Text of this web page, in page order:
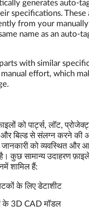
generates auto-
specifications. These
from your manually
name as an auto-
with similar
effort, which
को पार्ट्स, लॉट,
बिल्ड से संलग्न करने की
जानकारी को व्यवस्थित और
कुछ सामान्य उदाहरण
शामिल हैं:
के लिए डेटाशीट
के 3D CAD मॉडल